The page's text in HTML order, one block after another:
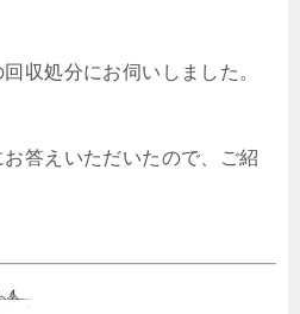
収処分にお伺いしました。
答えいただいたので、ご紹